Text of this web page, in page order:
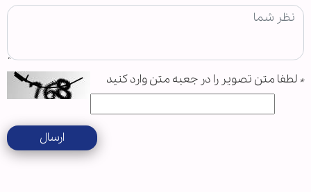
* لطفا متن تصویر را در جعبه متن وارد کنید
ارسال